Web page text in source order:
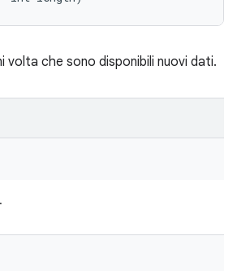
volta che sono disponibili nuovi dati.